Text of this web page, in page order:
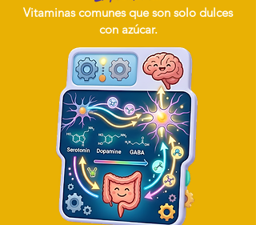
Vitaminas comunes que son solo dulces
con azúcar.